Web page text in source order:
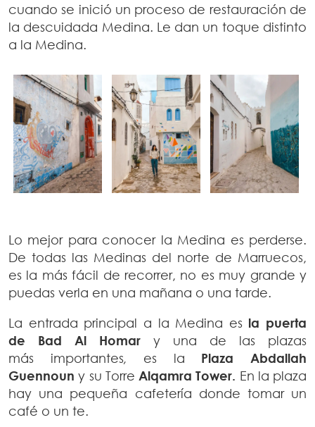
cuando se inició un proceso de restauración de
la descuidada Medina. Le dan un toque distinto
a la Medina.
Lo mejor para conocer la Medina es perderse.
De todas las Medinas del norte de Marruecos,
es la más fácil de recorrer, no es muy grande y
puedas verla en una mañana o una tarde.
La entrada principal a la Medina es la puerta
de Bad Al Homar y una de las plazas
más importantes, es la Plaza Abdallah
Guennoun y su Torre Alqamra Tower. En la plaza
hay una pequeña cafetería donde tomar un
café o un te.